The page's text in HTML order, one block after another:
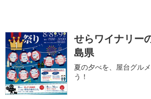
1
せらワイナリー
島県
夏の夕べを、屋台グル
う！